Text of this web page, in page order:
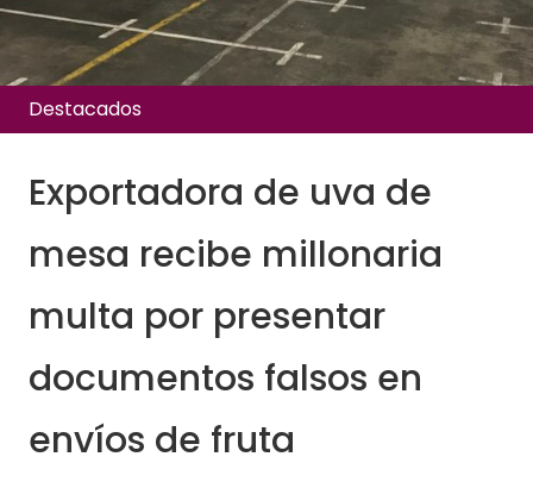
Destacados
Exportadora de uva de
mesa recibe millonaria
multa por presentar
documentos falsos en
envíos de fruta